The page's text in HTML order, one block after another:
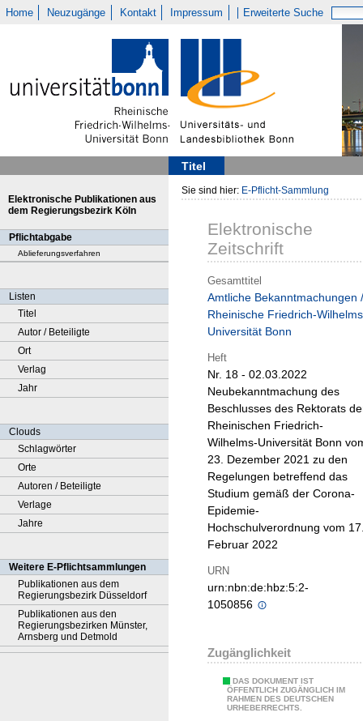
Home Neuzugänge Kontakt Impressum Erweiterte Suche
Titel
Elektronische Publikationen aus
dem Regierungsbezirk Köln
Pflichtabgabe
Ablieferungsverfahren
Listen
Titel
Autor / Beteiligte
Ort
Verlag
Jahr
Clouds
Schlagwörter
Orte
Autoren / Beteiligte
Verlage
Jahre
Weitere E-Pflichtsammlungen
Publikationen aus dem
Regierungsbezirk Düsseldorf
Publikationen aus den
Regierungsbezirken Münster,
Arnsberg und Detmold
Sie sind hier: E-Pflicht-Sammlung
Elektronische
Zeitschrift
Gesamttitel
Amtliche Bekanntmachungen /
Rheinische Friedrich-
Universität Bonn
Heft
Nr. 18 - 02.03.2022
Neubekanntmachung des
Beschlusses des Rektorats
Rheinischen Friedrich-
Wilhelms-Universität Bonn
23. Dezember 2021 zu den
Regelungen betreffend das
Studium gemäß der Corona-
Epidemie-
Hochschulverordnung vom
Februar 2022
URN
urn:nbn:de:hbz:5:2-
1050856
Zugänglichkeit
DAS DOKUMENT IST
ÖFFENTLICH ZUGÄNGLICH IM
RAHMEN DES DEUTSCHEN
URHEBERRECHTS.